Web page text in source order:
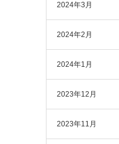
2024年3月
2024年2月
2024年1月
2023年12月
2023年11月